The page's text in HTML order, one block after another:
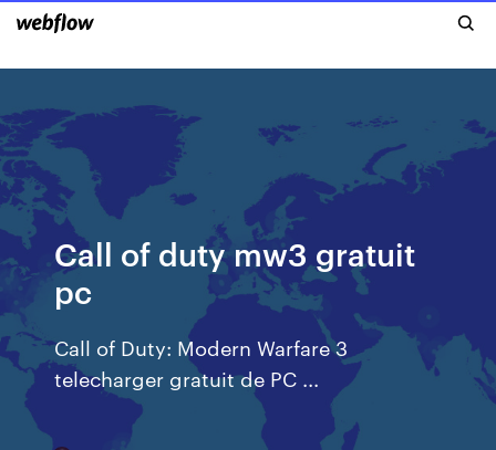
Call of duty mw3 gratuit
pc
Call of Duty: Modern Warfare 3
telecharger gratuit de PC ...